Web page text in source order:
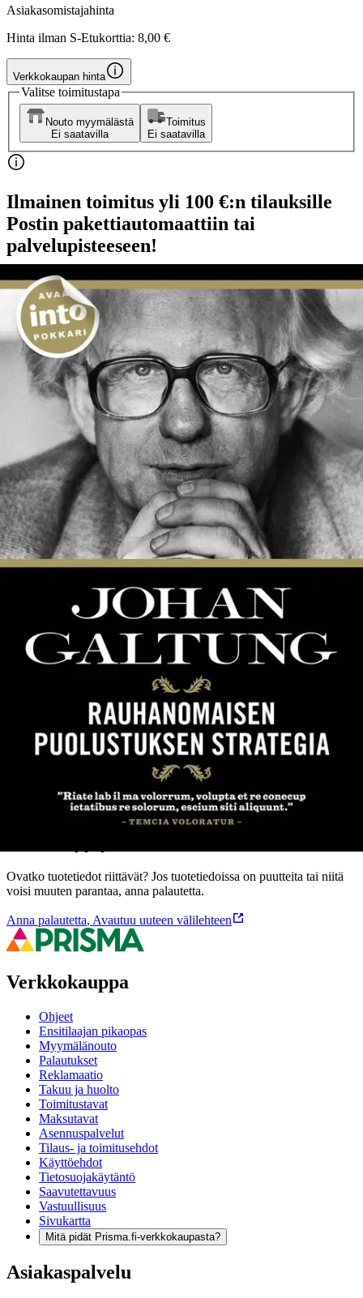
Asiakasomistajahinta
Hinta ilman S-Etukorttia: 8,00 €
Verkkokaupan hinta
Valitse toimitustapa
Nouto myymälästä
Ei saatavilla
Toimitus
Ei saatavilla
Ilmainen toimitus yli 100 €:n tilauksille
Postin pakettiautomaattiin tai
palvelupisteeseen!
Etu ei koske Suuri‑lisäpalvelulla toimitettavia tuotteita.
Tarkista myymäläsaatavuus
Ei saatavilla
Tuotekuvaus
Norjalainen Johan Galtung kuuluu rauhan raskaaseen sarjaan
yhdessä Gandhin, Tolstoin ja Thoreaun kanssa. Hän on vastuussa
ymmärretään, että konfliktissa ei ole kysymys vain sotilaallisesta
voimasta: konflikteja voidaan ymmärtää sosiologisesti, ja niitä
kulttuurit, vähemmistötkin, voivat puolustaa asemaansa ja
oikeuksiaan menestyksellisesti myös rauhanomaisin keinoin.Johan
Galtungin Rauhanomaisen puolustuksen strategia on klassikko, joka
ilmestyi ensimmäisen kerran suomeksi vuonna 1970.
tuotekuvausta
Ovatko tuotetiedot riittävät? Jos tuotetiedoissa on puutteita tai niitä
voisi muuten parantaa, anna palautetta.
Anna palautetta, Avautuu uuteen välilehteen
Verkkokauppa
Ohjeet
Ensitilaajan pikaopas
Myymälänouto
Palautukset
Reklamaatio
Takuu ja huolto
Toimitustavat
Maksutavat
Asennuspalvelut
Tilaus- ja toimitusehdot
Käyttöehdot
Tietosuojakäytäntö
Saavutettavuus
Vastuullisuus
Sivukartta
Mitä pidät Prisma.fi-verkkokaupasta?
Asiakaspalvelu